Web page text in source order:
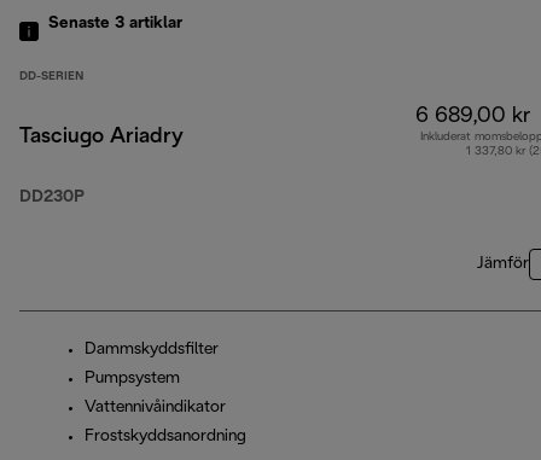
Senaste 3 artiklar
DD-SERIEN
Tasciugo Ariadry
DD230P
6 689,00 kr
Inkluderat
1 337,80 kr
Jämför
Dammskyddsfilter
Pumpsystem
Vattennivåindikator
Frostskyddsanordning